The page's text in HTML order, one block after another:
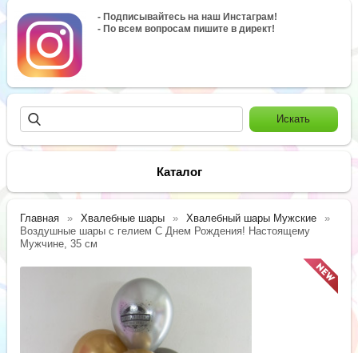
- Подписывайтесь на наш Инстаграм!
- По всем вопросам пишите в директ!
Каталог
Главная Хвалебные шары
Хвалебный шары Мужские
Воздушные шары с гелием С Днем Рождения! Настоящему
Мужчине, 35 см